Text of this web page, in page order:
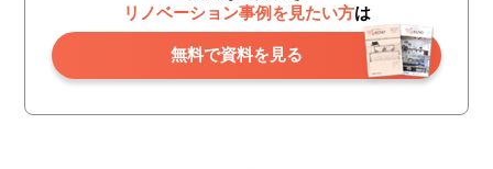
リノベーション事例を見たい方は
無料で資料を見る